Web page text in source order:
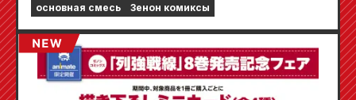
основная смесь Зенон комиксы